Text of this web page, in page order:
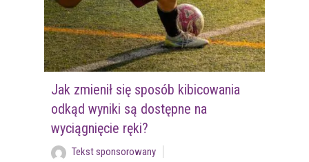
Jak zmienił się sposób kibicowania
odkąd wyniki są dostępne na
wyciągnięcie ręki?
Tekst sponsorowany